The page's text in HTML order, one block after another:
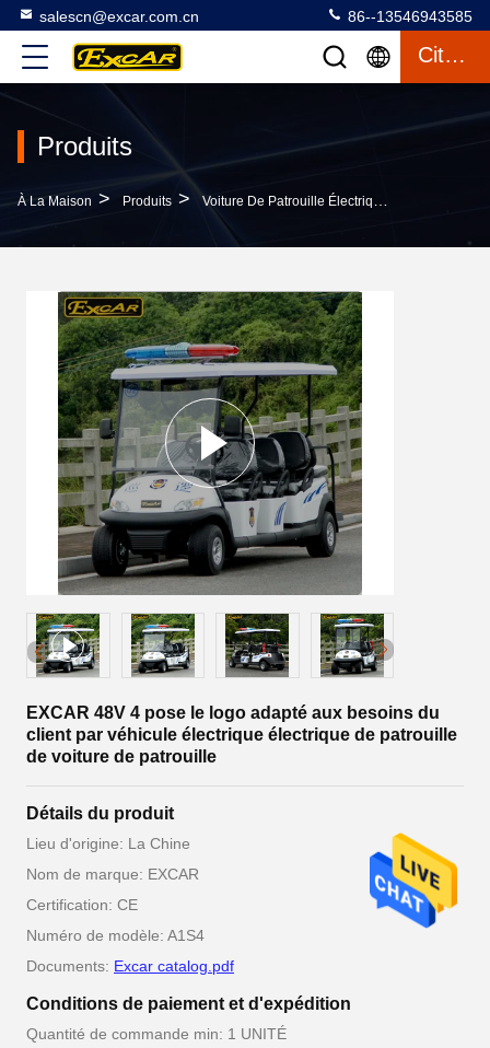
salescn@excar.com.cn 86--13546943585
Citation
Produits
À La Maison > Produits > Voiture De Patrouille Électrique
EXCAR 48V 4 pose le logo adapté aux besoins du
client par véhicule électrique électrique de patrouille
de voiture de patrouille
Détails du produit
Lieu d'origine: La Chine
Nom de marque: EXCAR
Certification: CE
Numéro de modèle: A1S4
Documents: Excar catalog.pdf
Conditions de paiement et d'expédition
Quantité de commande min: 1 UNITÉ